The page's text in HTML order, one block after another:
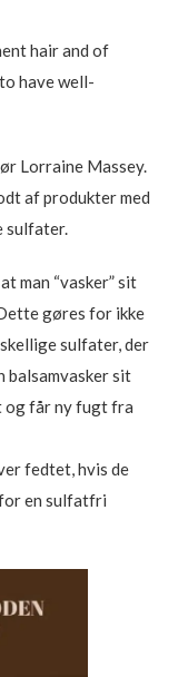
hair and of
have well-
Lorraine Massey.
af produkter med
sulfater.
man “vasker” sit
gøres for ikke
sulfater, der
balsamvasker sit
og får ny fugt fra
fedtet, hvis de
en sulfatfri